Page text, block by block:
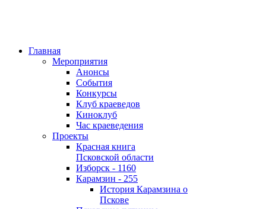
Главная
Мероприятия
Анонсы
События
Конкурсы
Клуб краеведов
Киноклуб
Час краеведения
Проекты
Красная книга
Псковской области
Изборск - 1160
Карамзин - 255
История Карамзина о
Пскове